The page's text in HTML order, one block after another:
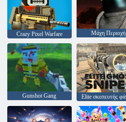
Crazy Pixel Warfare Μάχη Περιοχή
Gunshot Gang